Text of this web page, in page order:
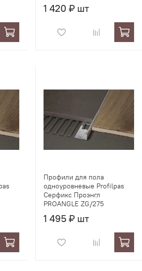
1 420 ₽ шт
Профили для пола
одноуровневые Profilpas
Серфикс Проэнгл
PROANGLE ZG/275
1 495 ₽ шт